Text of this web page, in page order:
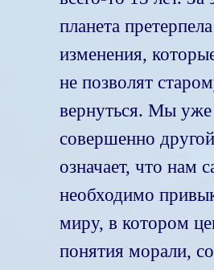
планета
изменения,
не позволят
вернуться. Мы
совершенно
означает, что нам
необходимо
миру, в котором
понятия морали,